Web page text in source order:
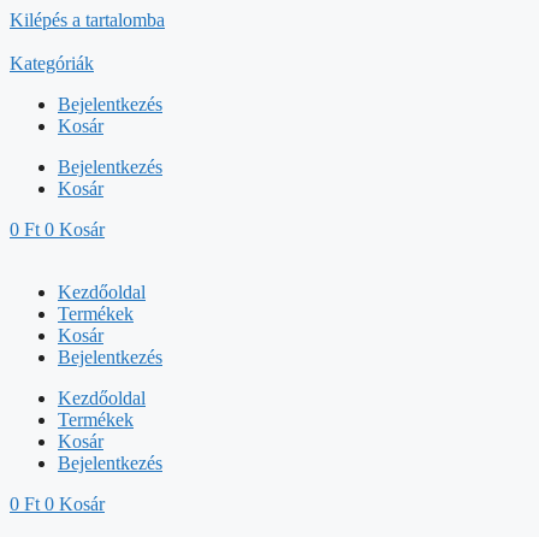
Kilépés a tartalomba
Kategóriák
Bejelentkezés
Kosár
Bejelentkezés
Kosár
0 Ft 0 Kosár
Kezdőoldal
Termékek
Kosár
Bejelentkezés
Kezdőoldal
Termékek
Kosár
Bejelentkezés
0 Ft 0 Kosár